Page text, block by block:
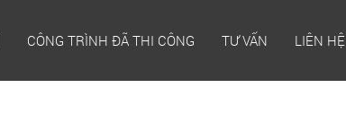
CÔNG TRÌNH ĐÃ THI CÔNG TƯ VẤN LIÊN HỆ